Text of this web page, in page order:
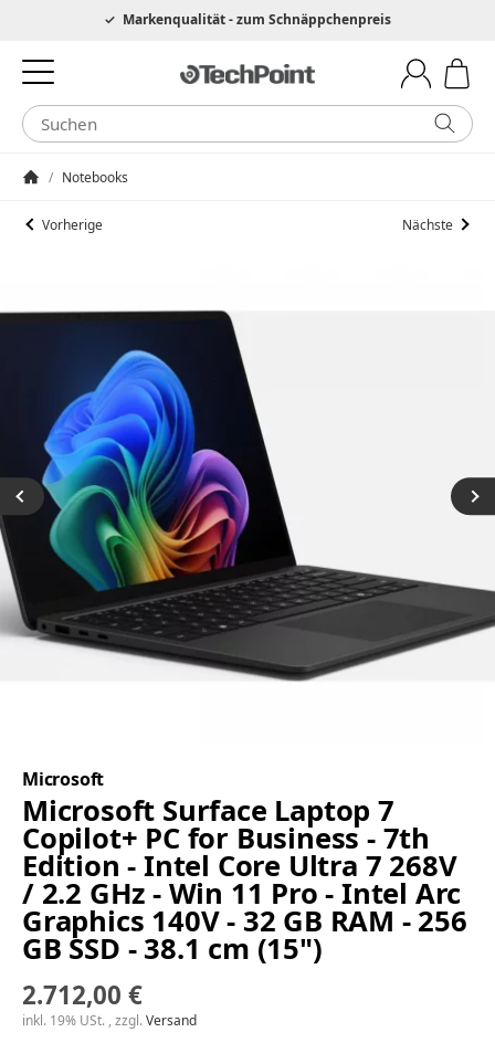
Hotline 0049 6205 3079975Markenqualität - zum Schnäppchenpreis
/ Notebooks
Vorherige Nächste
Microsoft
Microsoft Surface Laptop 7
Copilot+ PC for Business - 7th
Edition - Intel Core Ultra 7 268V
/ 2.2 GHz - Win 11 Pro - Intel Arc
Graphics 140V - 32 GB RAM - 256
GB SSD - 38.1 cm (15")
2.712,00 €
inkl. 19% USt. , zzgl.Versand